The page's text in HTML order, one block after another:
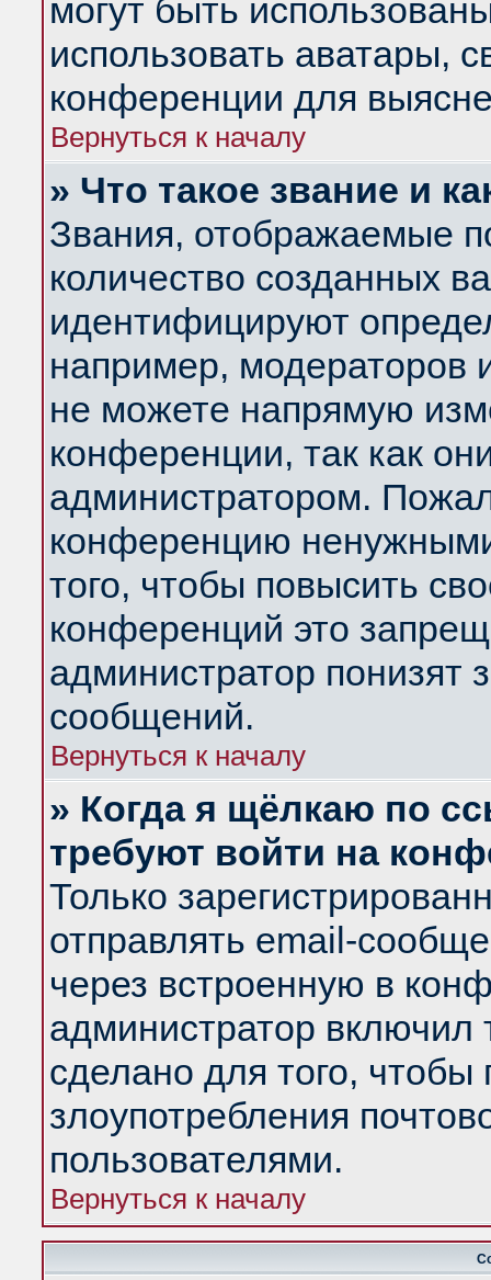
могут быть
использовать аватары,
конференции для
Вернуться к началу
» Что такое звание и
Звания, отображаемые
количество созданных
идентифицируют
например, модераторов
не можете напрямую
конференции, так как
администратором.
конференцию
того, чтобы повысить
конференций это
администратор понизят
сообщений.
Вернуться к началу
» Когда я щёлкаю по
требуют войти на
Только
отправлять email-
через встроенную в
администратор
сделано для того, чтобы
злоупотребления
пользователями.
Вернуться к началу